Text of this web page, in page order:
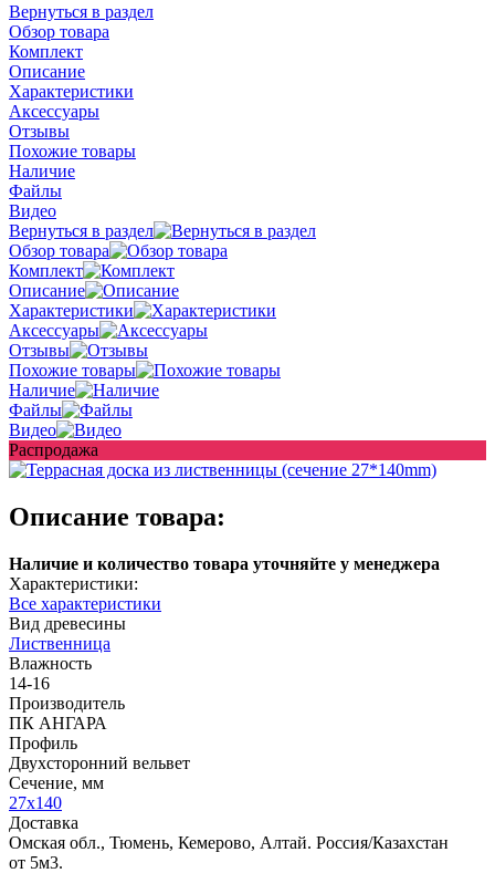
Вернуться в раздел
Обзор товара
Комплект
Описание
Характеристики
Аксессуары
Отзывы
Похожие товары
Наличие
Файлы
Видео
Вернуться в раздел
Обзор товара
Комплект
Описание
Характеристики
Аксессуары
Отзывы
Похожие товары
Наличие
Файлы
Видео
Распродажа
Описание товара:
Наличие и количество товара уточняйте у менеджера
Характеристики:
Все характеристики
Вид древесины
Лиственница
Влажность
14-16
Производитель
ПК АНГАРА
Профиль
Двухсторонний вельвет
Сечение, мм
27x140
Доставка
Омская обл., Тюмень, Кемерово, Алтай. Россия/Казахстан
от 5м3.